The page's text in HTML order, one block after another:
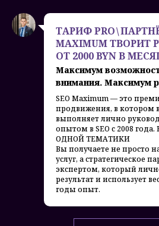
ТАРИФ PRO \
MAXIMUM ТВОРИТ
ОТ 2000 BYN В
Максимум
внимания. Максимум
SEO Maximum — это
продвижения, в котором
выполняет лично
опытом в SEO с 2008
ОДНОЙ ТЕМАТИКИ
Вы получаете не просто
услуг, а стратегическое
экспертом, который
результат и использует
годы опыт.